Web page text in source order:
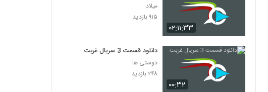
۰۲:۱۱:۳۳
میلاد
۹۱۵ بازدید
۰۰:۳۲
دانلود قسمت 3 سریال غربت
دوستی ها
۲۴۸ بازدید